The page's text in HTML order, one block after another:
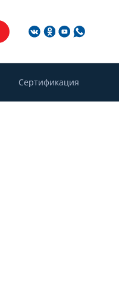
Сертификация